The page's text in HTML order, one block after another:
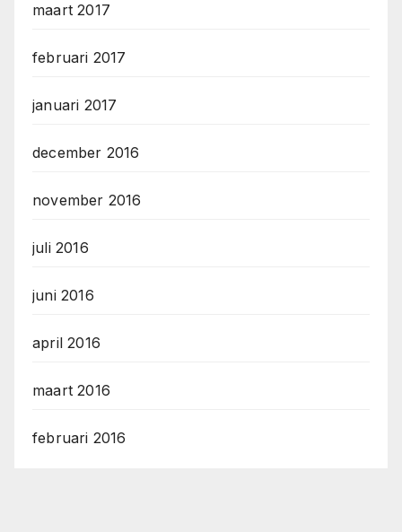
maart 2017
februari 2017
januari 2017
december 2016
november 2016
juli 2016
juni 2016
april 2016
maart 2016
februari 2016